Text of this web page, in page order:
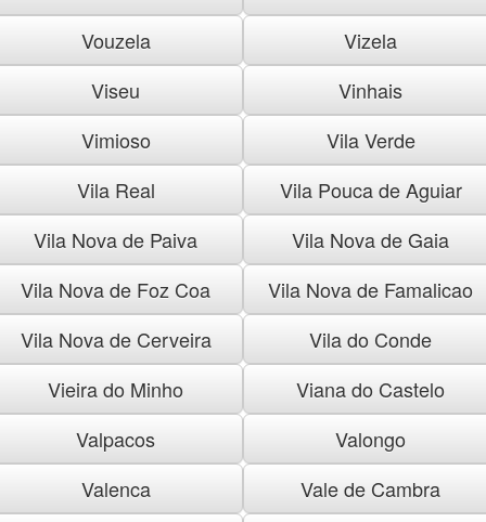
Vouzela
Vizela
Viseu
Vinhais
Vimioso
Vila Verde
Vila Real
Vila Pouca de Aguiar
Vila Nova de Paiva
Vila Nova de Gaia
Vila Nova de Foz Coa
Vila Nova de Famalicao
Vila Nova de Cerveira
Vila do Conde
Vieira do Minho
Viana do Castelo
Valpacos
Valongo
Valenca
Vale de Cambra